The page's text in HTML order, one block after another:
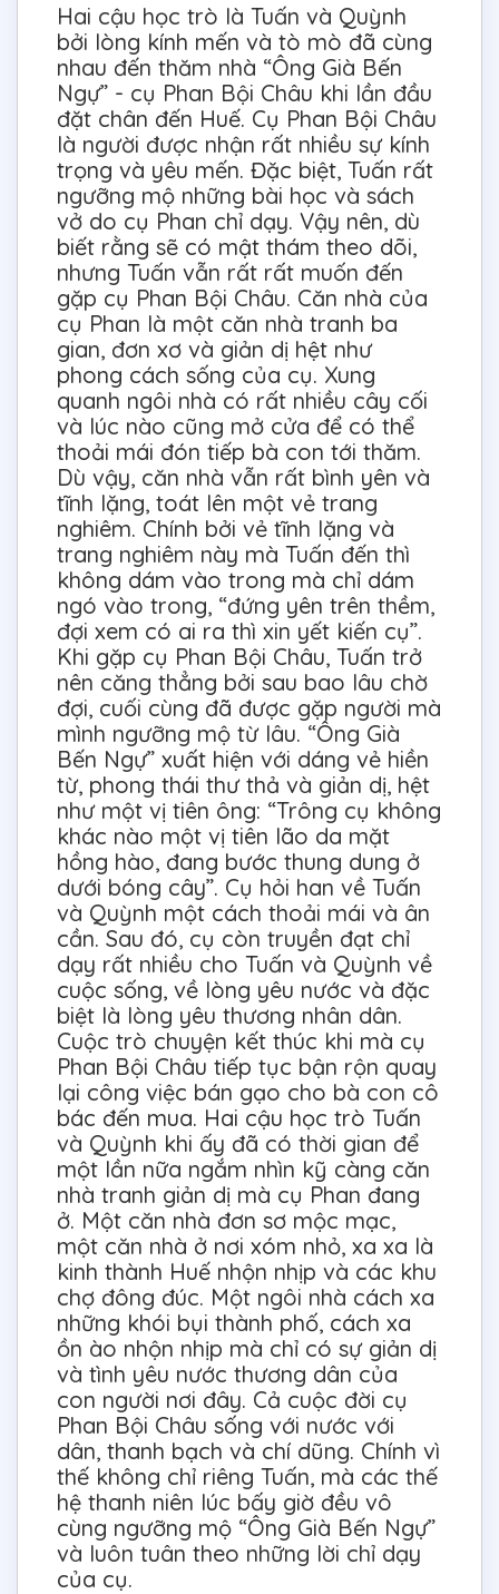
Hai cậu học trò là Tuấn và Quỳnh
bởi lòng kính mến và tò mò đã cùng
nhau đến thăm nhà “Ông Già Bến
Ngự” - cụ Phan Bội Châu khi lần đầu
đặt chân đến Huế. Cụ Phan Bội Châu
là người được nhận rất nhiều sự kính
trọng và yêu mến. Đặc biệt, Tuấn rất
ngưỡng mộ những bài học và sách
vở do cụ Phan chỉ dạy. Vậy nên, dù
biết rằng sẽ có mật thám theo dõi,
nhưng Tuấn vẫn rất rất muốn đến
gặp cụ Phan Bội Châu. Căn nhà của
cụ Phan là một căn nhà tranh ba
gian, đơn xơ và giản dị hệt như
phong cách sống của cụ. Xung
quanh ngôi nhà có rất nhiều cây cối
và lúc nào cũng mở cửa để có thể
thoải mái đón tiếp bà con tới thăm.
Dù vậy, căn nhà vẫn rất bình yên và
tĩnh lặng, toát lên một vẻ trang
nghiêm. Chính bởi vẻ tĩnh lặng và
trang nghiêm này mà Tuấn đến thì
không dám vào trong mà chỉ dám
ngó vào trong, “đứng yên trên thềm,
đợi xem có ai ra thì xin yết kiến cụ”.
Khi gặp cụ Phan Bội Châu, Tuấn trở
nên căng thẳng bởi sau bao lâu chờ
đợi, cuối cùng đã được gặp người mà
mình ngưỡng mộ từ lâu. “Ông Già
Bến Ngự” xuất hiện với dáng vẻ hiền
từ, phong thái thư thả và giản dị, hệt
như một vị tiên ông: “Trông cụ không
khác nào một vị tiên lão da mặt
hồng hào, đang bước thung dung ở
dưới bóng cây”. Cụ hỏi han về Tuấn
và Quỳnh một cách thoải mái và ân
cần. Sau đó, cụ còn truyền đạt chỉ
dạy rất nhiều cho Tuấn và Quỳnh về
cuộc sống, về lòng yêu nước và đặc
biệt là lòng yêu thương nhân dân.
Cuộc trò chuyện kết thúc khi mà cụ
Phan Bội Châu tiếp tục bận rộn quay
lại công việc bán gạo cho bà con cô
bác đến mua. Hai cậu học trò Tuấn
và Quỳnh khi ấy đã có thời gian để
một lần nữa ngắm nhìn kỹ càng căn
nhà tranh giản dị mà cụ Phan đang
ở. Một căn nhà đơn sơ mộc mạc,
một căn nhà ở nơi xóm nhỏ, xa xa là
kinh thành Huế nhộn nhịp và các khu
chợ đông đúc. Một ngôi nhà cách xa
những khói bụi thành phố, cách xa
ồn ào nhộn nhịp mà chỉ có sự giản dị
và tình yêu nước thương dân của
con người nơi đây. Cả cuộc đời cụ
Phan Bội Châu sống với nước với
dân, thanh bạch và chí dũng. Chính vì
thế không chỉ riêng Tuấn, mà các thế
hệ thanh niên lúc bấy giờ đều vô
cùng ngưỡng mộ “Ông Già Bến Ngự”
và luôn tuân theo những lời chỉ dạy
của cụ.